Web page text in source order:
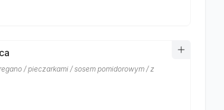
/ pieczarkami / sosem pomidorowym / z